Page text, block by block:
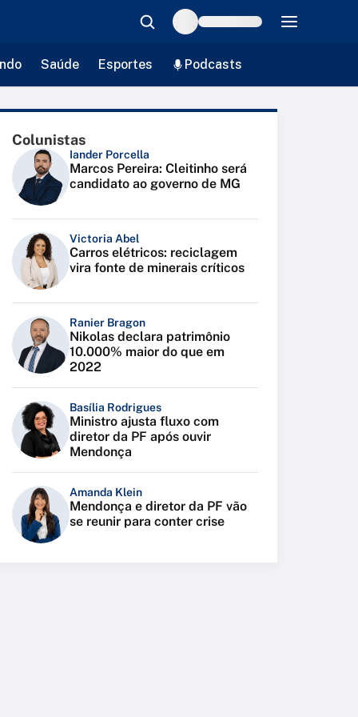
Saúde Esportes Podcasts
Colunistas
Iander Porcella
Marcos Pereira: Cleitinho será
candidato ao governo de MG
Victoria Abel
Carros elétricos: reciclagem
vira fonte de minerais críticos
Ranier Bragon
Nikolas declara patrimônio
10.000% maior do que em
2022
Basília Rodrigues
Ministro ajusta fluxo com
diretor da PF após ouvir
Mendonça
Amanda Klein
Mendonça e diretor da PF vão
se reunir para conter crise